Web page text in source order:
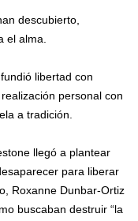
descubierto,
el alma.
libertad con
personal con
a tradición.
llegó a plantear
para liberar
Roxanne Dunbar-Ortiz
buscaban destruir “la